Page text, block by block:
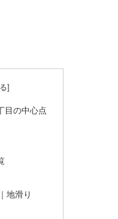
目の中心点
地滑り